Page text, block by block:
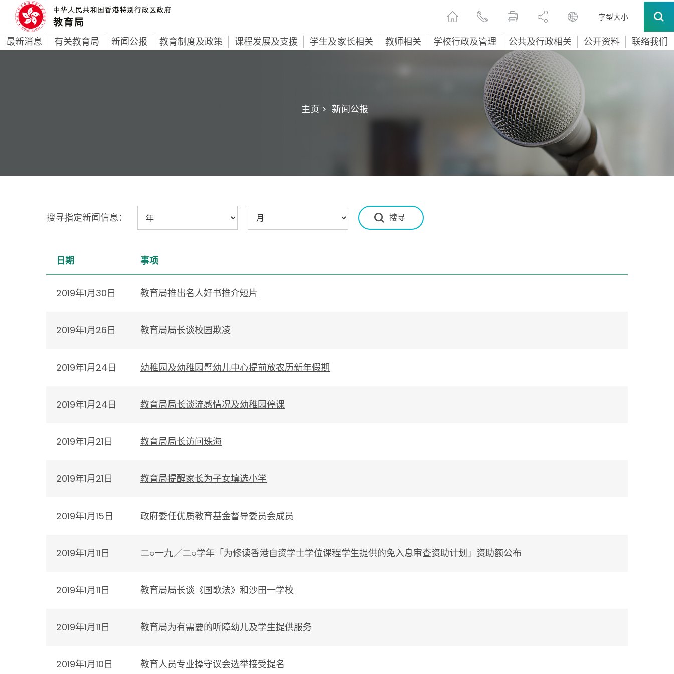
字型大小
最新消息 有关教育局 新闻公报 教育制度及政策 课程发展及支援 学生及家长相关 教师相关 学校行政及管理 公共及行政相关 公开资料 联络我们
主页 > 新闻公报
搜寻指定新闻信息：
日期 事项
2019年1月30日 教育局推出名人好书推介短片
2019年1月26日 教育局局长谈校园欺凌
2019年1月24日 幼稚园及幼稚园暨幼儿中心提前放农历新年假期
2019年1月24日 教育局局长谈流感情况及幼稚园停课
2019年1月21日 教育局局长访问珠海
2019年1月21日 教育局提醒家长为子女填选小学
2019年1月15日 政府委任优质教育基金督导委员会成员
2019年1月11日 二○一九／二○学年「为修读香港自资学士学位课程学生提供的免入息审查资助计划」资助额公布
2019年1月11日 教育局局长谈《国歌法》和沙田一学校
2019年1月11日 教育局为有需要的听障幼儿及学生提供服务
2019年1月10日 教育人员专业操守议会选举接受提名